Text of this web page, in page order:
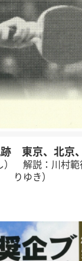
跡 東京、北京
解説：川村範
りゆき）